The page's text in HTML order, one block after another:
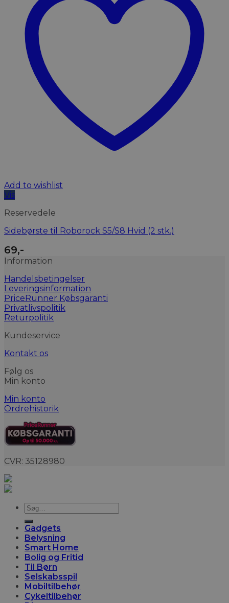
Add to wishlist
Vis
Reservedele
Sidebørste til Roborock S5/S8 Hvid (2 stk.)
69,-
Information
Handelsbetingelser
Leveringsinformation
PriceRunner Købsgaranti
Privatlivspolitik
Returpolitik
Kundeservice
Kontakt os
Følg os
Min konto
Min konto
Ordrehistorik
CVR: 35128980
Søg
efter:
Gadgets
Belysning
Smart Home
Bolig og Fritid
Til Børn
Selskabsspil
Mobiltilbehør
Cykeltilbehør